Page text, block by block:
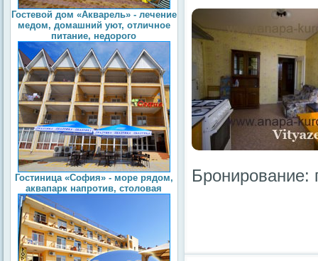
Гостевой дом «Акварель» - лечение
медом, домашний уют, отличное
питание, недорого
Гостиница «София» - море рядом,
аквапарк напротив, столовая
Бронирование: